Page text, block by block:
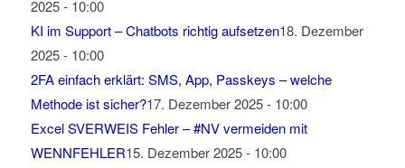
2025 - 10:00
KI im Support – Chatbots richtig aufsetzen18. Dezember
2025 - 10:00
2FA einfach erklärt: SMS, App, Passkeys – welche
Methode ist sicher?17. Dezember 2025 - 10:00
Excel SVERWEIS Fehler – #NV vermeiden mit
WENNFEHLER15. Dezember 2025 - 10:00